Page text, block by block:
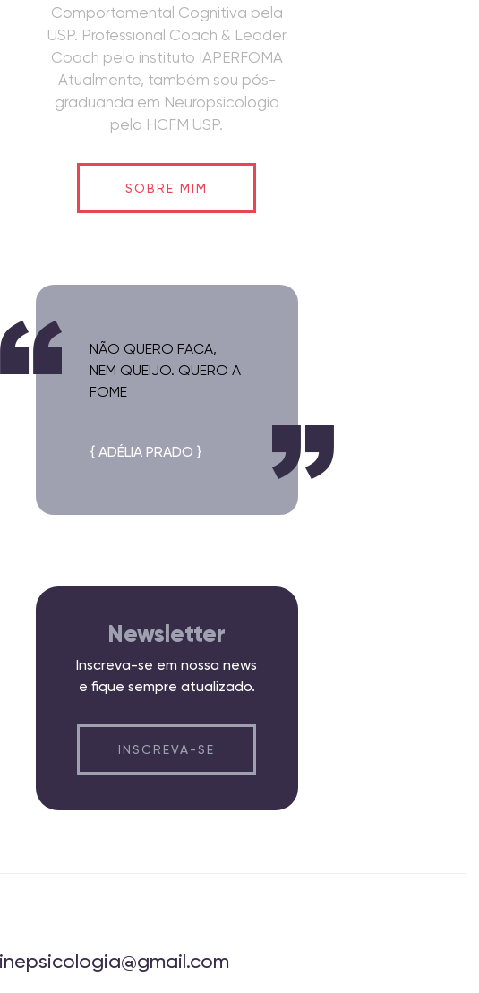
Comportamental Cognitiva pela
USP. Professional Coach & Leader
Coach pelo instituto IAPERFOMA
Atualmente, também sou pós-
graduanda em Neuropsicologia
pela HCFM USP.
SOBRE MIM
NÃO QUERO FACA,
NEM QUEIJO. QUERO A
FOME
{ ADÉLIA PRADO }
Newsletter
Inscreva-se em nossa news
e fique sempre atualizado.
INSCREVA-SE